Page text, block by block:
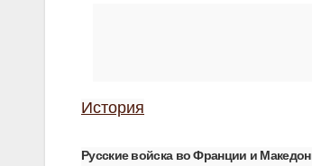
История
Русские войска во Франции и